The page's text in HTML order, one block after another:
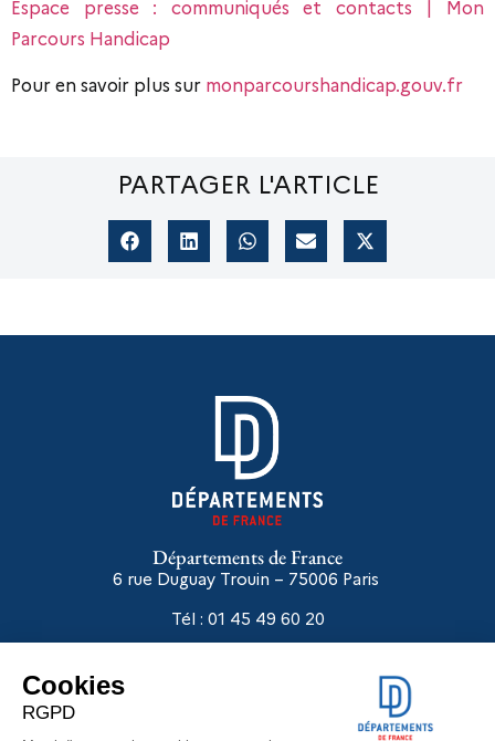
Espace presse : communiqués et contacts | Mon
Parcours Handicap
Pour en savoir plus sur monparcourshandicap.gouv.fr
PARTAGER L'ARTICLE
Départements de France
6 rue Duguay Trouin – 75006 Paris
Tél : 01 45 49 60 20